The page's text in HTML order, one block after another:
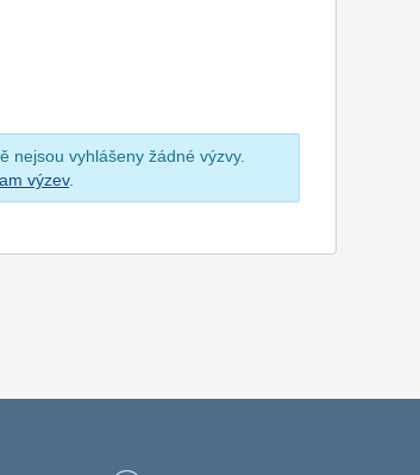
nejsou vyhlášeny žádné výzvy.
výzev.